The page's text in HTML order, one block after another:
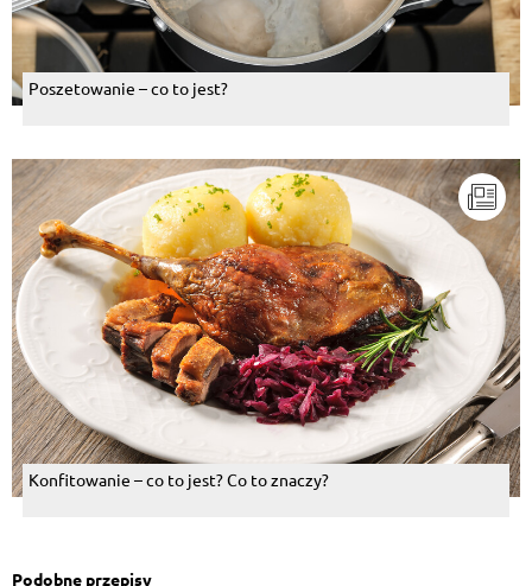
Poszetowanie – co to jest?
Konfitowanie – co to jest? Co to znaczy?
Podobne przepisy